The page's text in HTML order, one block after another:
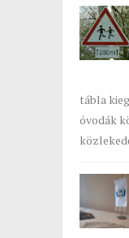
tábla
óvodák